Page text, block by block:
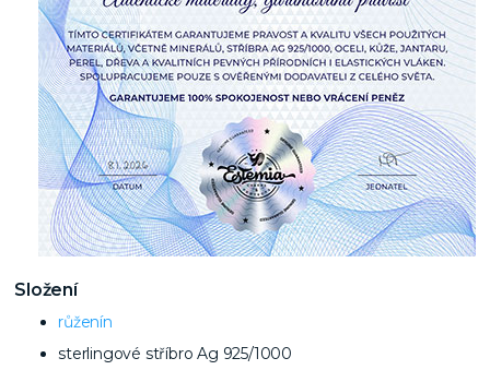
Složení
růženín
sterlingové stříbro Ag 925/1000